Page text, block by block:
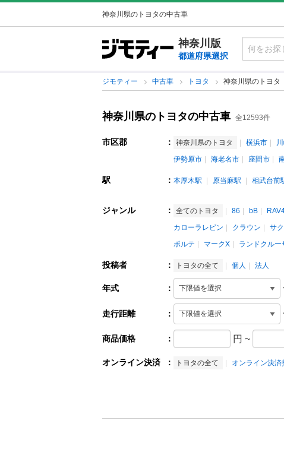
神奈川県のトヨタの中古車
神奈川版
都道府県選択
ジモティー 中古車 トヨタ 神奈川県のトヨタ
神奈川県のトヨタの中古車 全12593件
市区郡 ： 神奈川県のトヨタ 横浜市
伊勢原市
海老名市 座間市
駅 ： 本厚木駅 原当麻駅 相武台前
ジャンル ： 全てのトヨタ 86 bB
カローラレビン
クラウン サ
ポルテ
マークX ランドクルー
投稿者 ： トヨタの全て 個人 法人
年式 ：
走行距離 ：
商品価格 ： 円 ~
オンライン決済 ： トヨタの全て オンライン決済